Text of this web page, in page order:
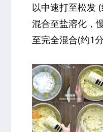
以中速打至松发
混合至盐溶化，
至完全混合(约1分